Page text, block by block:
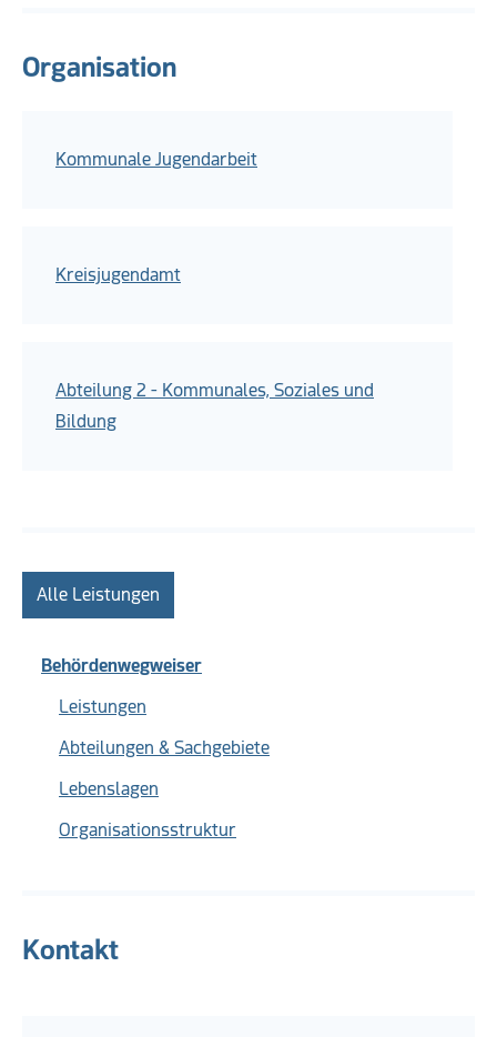
Organisation
Kommunale Jugendarbeit
Kreisjugendamt
Abteilung 2 - Kommunales, Soziales und
Bildung
Alle Leistungen
Behördenwegweiser
Leistungen
Abteilungen & Sachgebiete
Lebenslagen
Organisationsstruktur
Kontakt